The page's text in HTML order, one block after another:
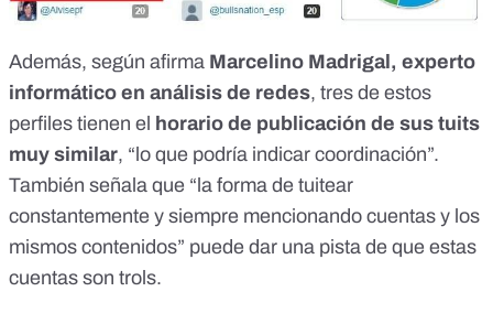
Además, según afirma Marcelino Madrigal, experto
informático en análisis de redes, tres de estos
perfiles tienen el horario de publicación de sus tuits
muy similar, “lo que podría indicar coordinación”.
También señala que “la forma de tuitear
constantemente y siempre mencionando cuentas y los
mismos contenidos” puede dar una pista de que estas
cuentas son trols.